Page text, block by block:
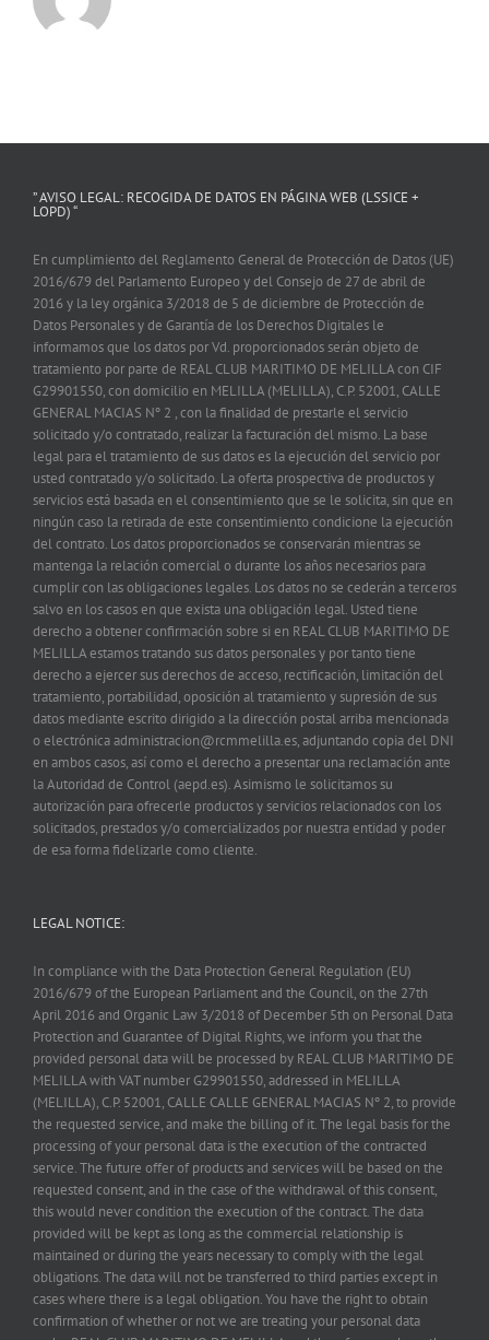
” AVISO LEGAL: RECOGIDA DE DATOS EN PÁGINA WEB (LSSICE +
LOPD) “
En cumplimiento del Reglamento General de Protección de Datos (UE)
2016/679 del Parlamento Europeo y del Consejo de 27 de abril de
2016 y la ley orgánica 3/2018 de 5 de diciembre de Protección de
Datos Personales y de Garantía de los Derechos Digitales le
informamos que los datos por Vd. proporcionados serán objeto de
tratamiento por parte de REAL CLUB MARITIMO DE MELILLA con CIF
G29901550, con domicilio en MELILLA (MELILLA), C.P. 52001, CALLE
GENERAL MACIAS Nº 2 , con la finalidad de prestarle el servicio
solicitado y/o contratado, realizar la facturación del mismo. La base
legal para el tratamiento de sus datos es la ejecución del servicio por
usted contratado y/o solicitado. La oferta prospectiva de productos y
servicios está basada en el consentimiento que se le solicita, sin que en
ningún caso la retirada de este consentimiento condicione la ejecución
del contrato. Los datos proporcionados se conservarán mientras se
mantenga la relación comercial o durante los años necesarios para
cumplir con las obligaciones legales. Los datos no se cederán a terceros
salvo en los casos en que exista una obligación legal. Usted tiene
derecho a obtener confirmación sobre si en REAL CLUB MARITIMO DE
MELILLA estamos tratando sus datos personales y por tanto tiene
derecho a ejercer sus derechos de acceso, rectificación, limitación del
tratamiento, portabilidad, oposición al tratamiento y supresión de sus
datos mediante escrito dirigido a la dirección postal arriba mencionada
o electrónica administracion@rcmmelilla.es, adjuntando copia del DNI
en ambos casos, así como el derecho a presentar una reclamación ante
la Autoridad de Control (aepd.es). Asimismo le solicitamos su
autorización para ofrecerle productos y servicios relacionados con los
solicitados, prestados y/o comercializados por nuestra entidad y poder
de esa forma fidelizarle como cliente.
LEGAL NOTICE:
In compliance with the Data Protection General Regulation (EU)
2016/679 of the European Parliament and the Council, on the 27th
April 2016 and Organic Law 3/2018 of December 5th on Personal Data
Protection and Guarantee of Digital Rights, we inform you that the
provided personal data will be processed by REAL CLUB MARITIMO DE
MELILLA with VAT number G29901550, addressed in MELILLA
(MELILLA), C.P. 52001, CALLE CALLE GENERAL MACIAS Nº 2, to provide
the requested service, and make the billing of it. The legal basis for the
processing of your personal data is the execution of the contracted
service. The future offer of products and services will be based on the
requested consent, and in the case of the withdrawal of this consent,
this would never condition the execution of the contract. The data
provided will be kept as long as the commercial relationship is
maintained or during the years necessary to comply with the legal
obligations. The data will not be transferred to third parties except in
cases where there is a legal obligation. You have the right to obtain
confirmation of whether or not we are treating your personal data